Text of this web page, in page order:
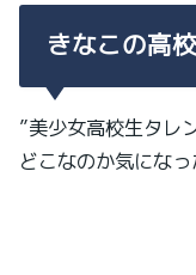
きなこの高
”美少女高校生タレ
どこなのか気にな